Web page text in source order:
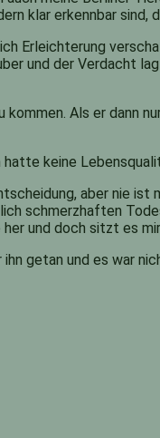
klar erkennbar sind,
Erleichterung
und der Verdacht
Als er dann
keine
aber nie
schmerzhaften
und doch sitzt es
getan und es war